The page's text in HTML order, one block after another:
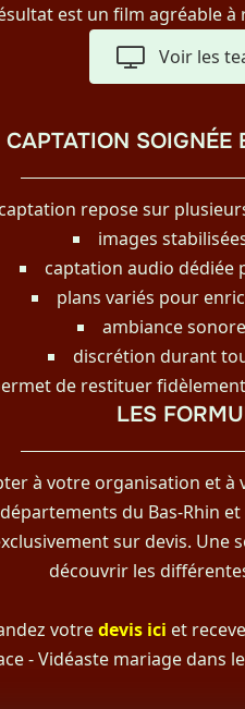
est un film agréable
Voir les
CAPTATION SOIGNÉE
repose sur
images
captation audio dédiée
plans variés pour
ambiance
discrétion durant
de restituer
LES
à votre organisation et
du Bas-Rhin
sur devis.
découvrir les
votredevis ici et
-Vidéaste mariage dans